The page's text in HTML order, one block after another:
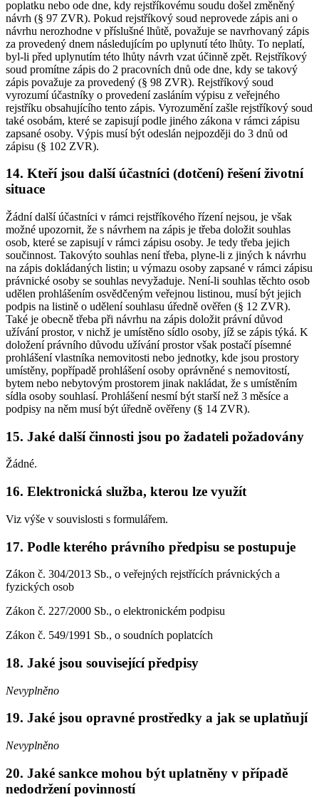
poplatku nebo ode dne, kdy rejstříkovému soudu došel změněný
návrh (§ 97 ZVR). Pokud rejstříkový soud neprovede zápis ani o
návrhu nerozhodne v příslušné lhůtě, považuje se navrhovaný zápis
za provedený dnem následujícím po uplynutí této lhůty. To neplatí,
byl-li před uplynutím této lhůty návrh vzat účinně zpět. Rejstříkový
soud promítne zápis do 2 pracovních dnů ode dne, kdy se takový
zápis považuje za provedený (§ 98 ZVR). Rejstříkový soud
vyrozumí účastníky o provedení zasláním výpisu z veřejného
rejstříku obsahujícího tento zápis. Vyrozumění zašle rejstříkový soud
také osobám, které se zapisují podle jiného zákona v rámci zápisu
zapsané osoby. Výpis musí být odeslán nejpozději do 3 dnů od
zápisu (§ 102 ZVR).
14. Kteří jsou další účastníci (dotčení) řešení životní
situace
Žádní další účastníci v rámci rejstříkového řízení nejsou, je však
možné upozornit, že s návrhem na zápis je třeba doložit souhlas
osob, které se zapisují v rámci zápisu osoby. Je tedy třeba jejich
součinnost. Takovýto souhlas není třeba, plyne-li z jiných k návrhu
na zápis dokládaných listin; u výmazu osoby zapsané v rámci zápisu
právnické osoby se souhlas nevyžaduje. Není-li souhlas těchto osob
udělen prohlášením osvědčeným veřejnou listinou, musí být jejich
podpis na listině o udělení souhlasu úředně ověřen (§ 12 ZVR).
Také je obecně třeba při návrhu na zápis doložit právní důvod
užívání prostor, v nichž je umístěno sídlo osoby, jíž se zápis týká. K
doložení právního důvodu užívání prostor však postačí písemné
prohlášení vlastníka nemovitosti nebo jednotky, kde jsou prostory
umístěny, popřípadě prohlášení osoby oprávněné s nemovitostí,
bytem nebo nebytovým prostorem jinak nakládat, že s umístěním
sídla osoby souhlasí. Prohlášení nesmí být starší než 3 měsíce a
podpisy na něm musí být úředně ověřeny (§ 14 ZVR).
15. Jaké další činnosti jsou po žadateli požadovány
Žádné.
16. Elektronická služba, kterou lze využít
Viz výše v souvislosti s formulářem.
17. Podle kterého právního předpisu se postupuje
Zákon č. 304/2013 Sb., o veřejných rejstřících právnických a
fyzických osob
Zákon č. 227/2000 Sb., o elektronickém podpisu
Zákon č. 549/1991 Sb., o soudních poplatcích
18. Jaké jsou související předpisy
Nevyplněno
19. Jaké jsou opravné prostředky a jak se uplatňují
Nevyplněno
20. Jaké sankce mohou být uplatněny v případě
nedodržení povinností